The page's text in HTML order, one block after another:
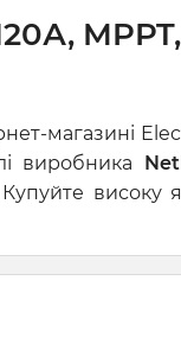
магазині
виробника
високу